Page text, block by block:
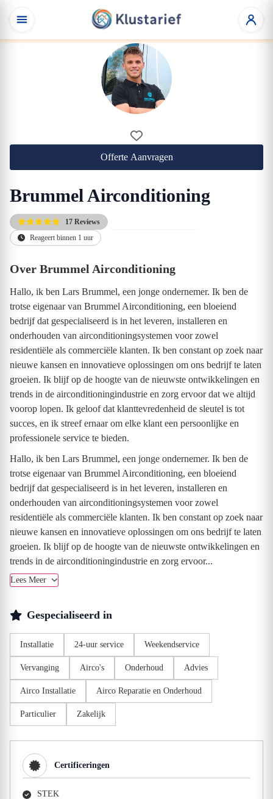
Offerte Aanvragen
Brummel Airconditioning
17 Reviews
Reageert binnen 1 uur
Over Brummel Airconditioning
Hallo, ik ben Lars Brummel, een jonge ondernemer. Ik ben de
trotse eigenaar van Brummel Airconditioning, een bloeiend
bedrijf dat gespecialiseerd is in het leveren, installeren en
onderhouden van airconditioningsystemen voor zowel
residentiële als commerciële klanten. Ik ben constant op zoek naar
nieuwe kansen en innovatieve oplossingen om ons bedrijf te laten
groeien. Ik blijf op de hoogte van de nieuwste ontwikkelingen en
trends in de airconditioningindustrie en zorg ervoor dat we altijd
voorop lopen. Ik geloof dat klanttevredenheid de sleutel is tot
succes, en ik streef ernaar om elke klant een persoonlijke en
professionele service te bieden.
Hallo, ik ben Lars Brummel, een jonge ondernemer. Ik ben de
trotse eigenaar van Brummel Airconditioning, een bloeiend
bedrijf dat gespecialiseerd is in het leveren, installeren en
onderhouden van airconditioningsystemen voor zowel
residentiële als commerciële klanten. Ik ben constant op zoek naar
nieuwe kansen en innovatieve oplossingen om ons bedrijf te laten
groeien. Ik blijf op de hoogte van de nieuwste ontwikkelingen en
trends in de airconditioningindustrie en zorg ervoor...
Lees Meer
Gespecialiseerd in
Installatie 24-uur service Weekendservice
Vervanging Airco's Onderhoud Advies
Airco Installatie Airco Reparatie en Onderhoud
Particulier Zakelijk
Certificeringen
STEK